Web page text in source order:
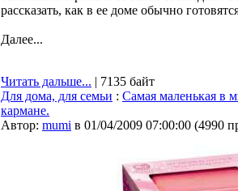
рассказать, как в ее доме обычно
Далее...
Читать дальше... | 7135 байт
Для дома, для семьи : Самая маленькая в
кармане.
Автор: mumi в 01/04/2009 07:00:00 (4990